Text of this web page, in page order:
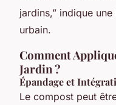
jardins,” indique
urbain.
Comment
Jardin ?
Épandage et
Le compost peut